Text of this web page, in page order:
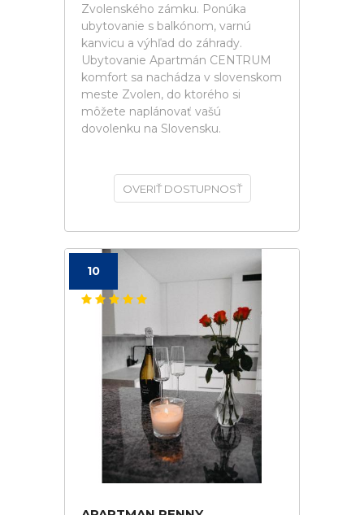
Zvolenského zámku. Ponúka
ubytovanie s balkónom, varnú
kanvicu a výhľad do záhrady.
Ubytovanie Apartmán CENTRUM
komfort sa nachádza v slovenskom
meste Zvolen, do ktorého si
môžete naplánovať vašú
dovolenku na Slovensku.
OVERIŤ DOSTUPNOSŤ
10